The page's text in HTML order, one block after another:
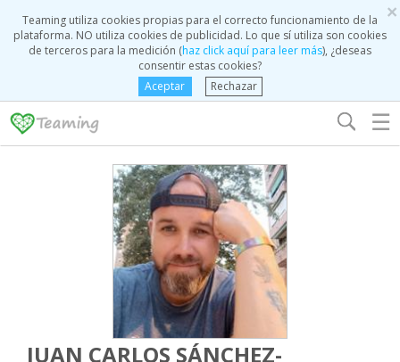
×
Teaming utiliza cookies propias para el correcto funcionamiento de la
plataforma. NO utiliza cookies de publicidad. Lo que sí utiliza son cookies
de terceros para la medición (haz click aquí para leer más), ¿deseas
consentir estas cookies?
Aceptar
Rechazar
☰
JUAN CARLOS SÁNCHEZ-